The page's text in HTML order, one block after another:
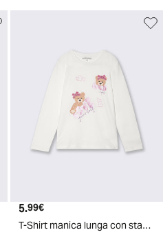
Prezzo attuale
5.99€
T-Shirt manica lunga con stampa colorata - Bianco latte